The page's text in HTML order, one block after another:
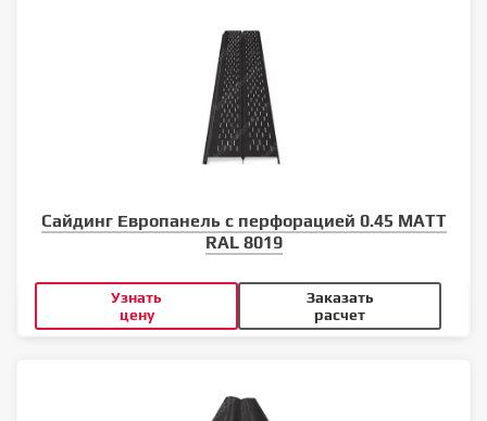
Сайдинг Европанель с перфорацией 0.45 MATT
RAL 8019
Узнать
цену
Заказать
расчет